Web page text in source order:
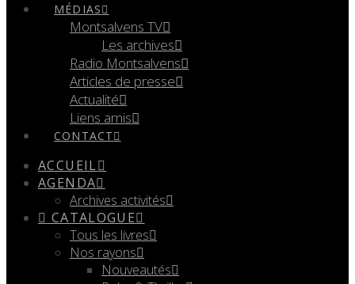
MÉDIAS
Montsalvens TV
Les archives
Radio Montsalvens
Articles de presse
Actualité
Liens amis
CONTACT
ACCUEIL
AGENDA
Archives activités
CATALOGUE
Tous les livres
Nos rayons
Nouveautés